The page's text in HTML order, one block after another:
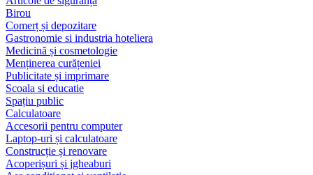
Birou
Comerț și depozitare
Gastronomie si industria hoteliera
Medicină și cosmetologie
Menținerea curățeniei
Publicitate și imprimare
Scoala si educatie
Spațiu public
Calculatoare
Accesorii pentru computer
Laptop-uri și calculatoare
Construcție și renovare
Acoperișuri și jgheaburi